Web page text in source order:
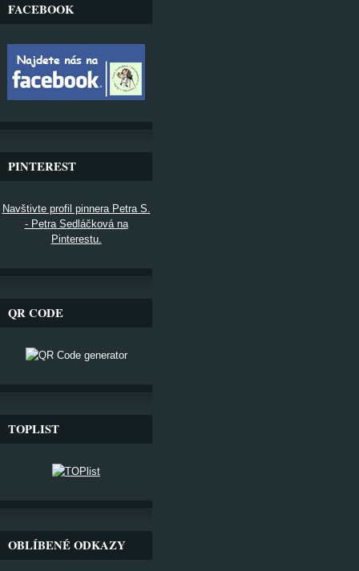
FACEBOOK
PINTEREST
Navštivte profil pinnera Petra S.
- Petra Sedláčková na
Pinterestu.
QR CODE
TOPLIST
OBLÍBENÉ ODKAZY